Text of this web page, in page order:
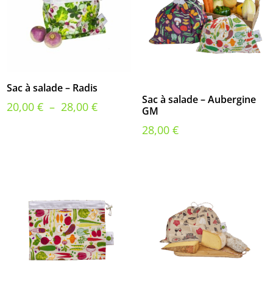
Sac à salade – Radis
20,00€ – 28,00€Plage
Sac à salade – Aubergine
GM
28,00 €